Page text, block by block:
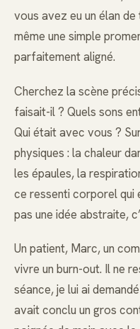
vous avez eu un élan
même une simple
parfaitement aligné.
Cherchez la scène
faisait-il ? Quels sons
Qui était avec vous ?
physiques : la chaleur
les épaules, la
ce ressenti corporel qui
pas une idée abstraite,
Un patient, Marc, un
vivre un burn-out. Il ne
séance, je lui ai
avait conclu un gros